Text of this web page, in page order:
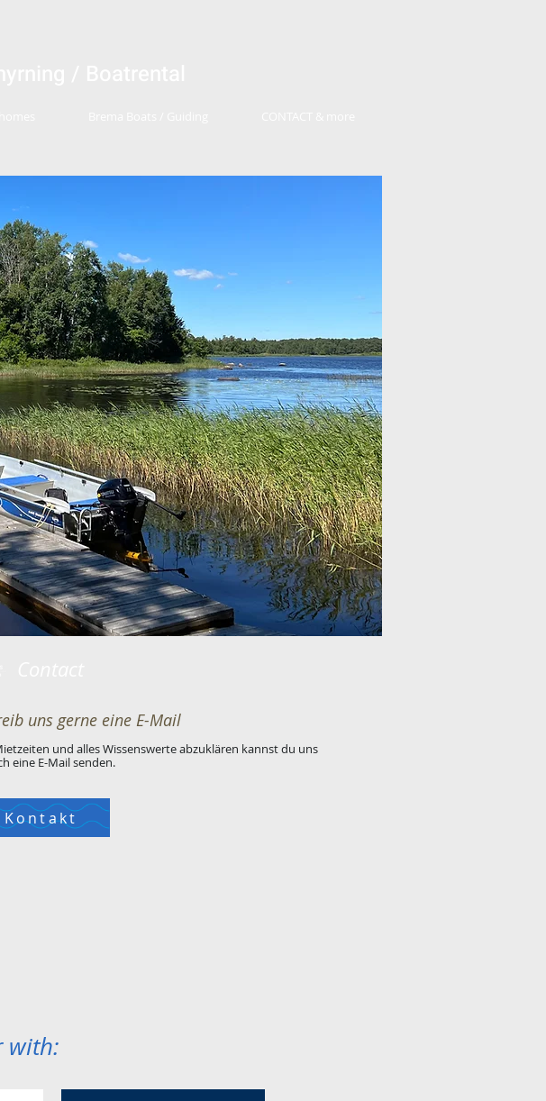
uns gerne eine E-Mail
und alles Wissenswerte abzuklären kannst du uns
eine E-Mail senden.
Kontakt
with: